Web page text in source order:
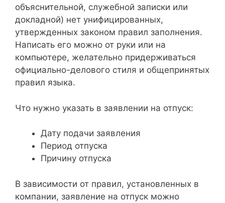
объяснительной, служебной записки или
докладной) нет унифицированных,
утвержденных законом правил заполнения.
Написать его можно от руки или на
компьютере, желательно придерживаться
официально-делового стиля и общепринятых
правил языка.
Что нужно указать в заявлении на отпуск:
Дату подачи заявления
Период отпуска
Причину отпуска
В зависимости от правил, установленных в
компании, заявление на отпуск можно